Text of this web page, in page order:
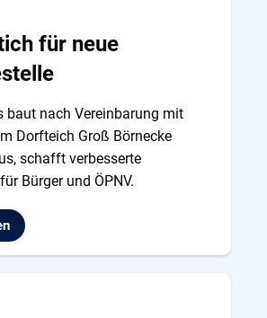
für neue
baut nach Vereinbarung mit
Dorfteich Groß Börnecke
schafft verbesserte
Bürger und ÖPNV.